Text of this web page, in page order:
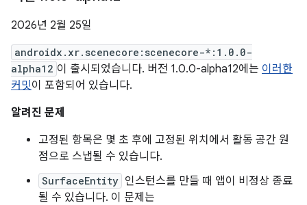
2026년 2월 25일
androidx.xr.scenecore:scenecore-*:1.0.0-
alpha12 이 출시되었습니다. 버전 1.0.0-alpha12에는 이러한
커밋이 포함되어 있습니다.
알려진 문제
고정된 항목은 몇 초 후에 고정된 위치에서 활동 공간 원
점으로 스냅될 수 있습니다.
SurfaceEntity 인스턴스를 만들 때 앱이 비정상 종료
될 수 있습니다. 이 문제는